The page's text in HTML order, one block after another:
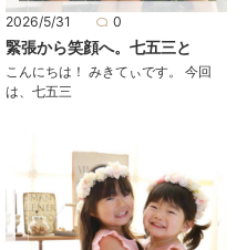
2026/5/31 0
緊張から笑顔へ。七五三と
こんにちは！ みきてぃです。 今回
は、七五三